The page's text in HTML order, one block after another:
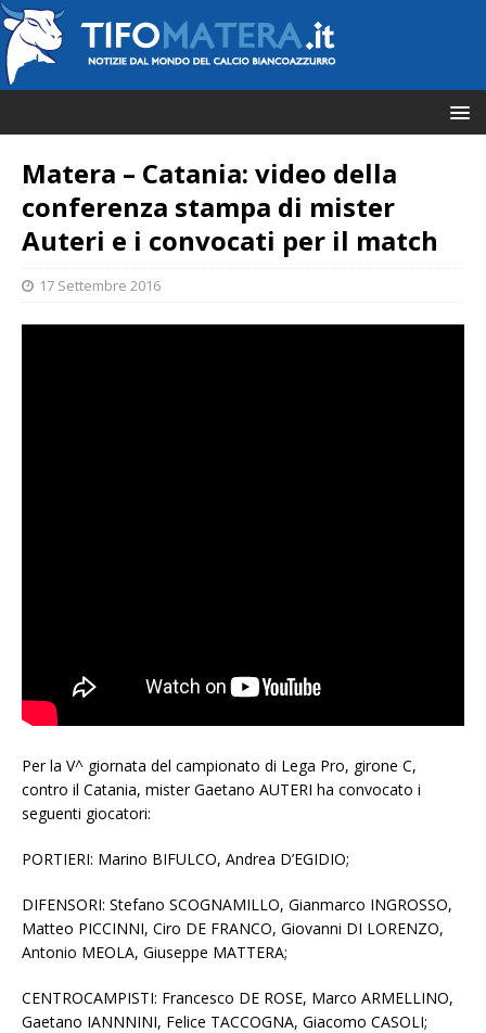
Matera – Catania: video della
conferenza stampa di mister
Auteri e i convocati per il match
17 Settembre 2016
Per la V^ giornata del campionato di Lega Pro, girone C,
contro il Catania, mister Gaetano AUTERI ha convocato i
seguenti giocatori:
PORTIERI: Marino BIFULCO, Andrea D’EGIDIO;
DIFENSORI: Stefano SCOGNAMILLO, Gianmarco INGROSSO,
Matteo PICCINNI, Ciro DE FRANCO, Giovanni DI LORENZO,
Antonio MEOLA, Giuseppe MATTERA;
CENTROCAMPISTI: Francesco DE ROSE, Marco ARMELLINO,
Gaetano IANNNINI, Felice TACCOGNA, Giacomo CASOLI;